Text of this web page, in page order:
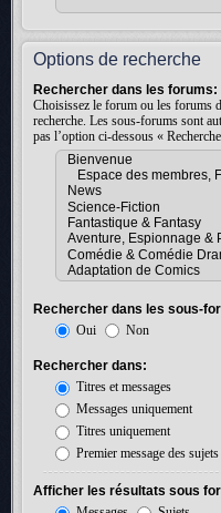
Options de recherche
Rechercher dans les forums:
Choisissez le forum ou les forums
recherche. Les sous-forums sont
pas l’option ci-dessous «
Rechercher dans les sous-
Oui
Non
Rechercher dans:
Titres et messages
Messages uniquement
Titres uniquement
Premier message des
Afficher les résultats sous